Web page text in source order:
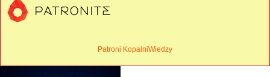
Patroni KopalniWiedzy